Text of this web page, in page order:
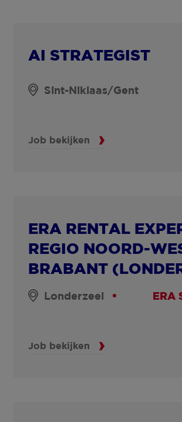
AI STRATEGIST
Sint-Niklaas/Gent
Job bekijken
ERA RENTAL
REGIO NOORD-
BRABANT
MERCHTEM,
Londerzeel ERA
Job bekijken